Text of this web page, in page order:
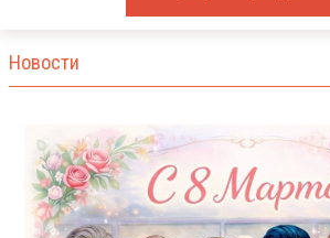
Новости